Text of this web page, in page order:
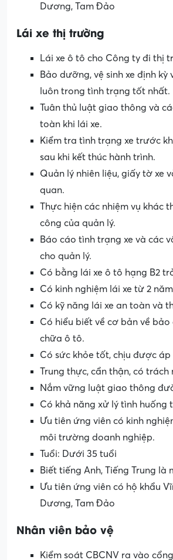
Dương, Tam Đảo
Lái xe thị trường
Lái xe ô tô cho Công ty đi thị
Bảo dưỡng, vệ sinh xe định kỳ
luôn trong tình trạng tốt nhất.
Tuân thủ luật giao thông và
toàn khi lái xe.
Kiểm tra tình trạng xe trước
sau khi kết thúc hành trình.
Quản lý nhiên liệu, giấy tờ xe
quan.
Thực hiện các nhiệm vụ khác
công của quản lý.
Báo cáo tình trạng xe và các
cho quản lý.
Có bằng lái xe ô tô hạng B2
Có kinh nghiệm lái xe từ 2
Có kỹ năng lái xe an toàn và
Có hiểu biết về cơ bản về
chữa ô tô.
Có sức khỏe tốt, chịu được áp
Trung thực, cẩn thận, có trách
Nắm vững luật giao thông
Có khả năng xử lý tình huống
Ưu tiên ứng viên có kinh
môi trường doanh nghiệp.
Tuổi: Dưới 35 tuổi
Biết tiếng Anh, Tiếng Trung là
Ưu tiên ứng viên có hộ khẩu
Dương, Tam Đảo
Nhân viên bảo vệ
Kiểm soát CBCNV ra vào